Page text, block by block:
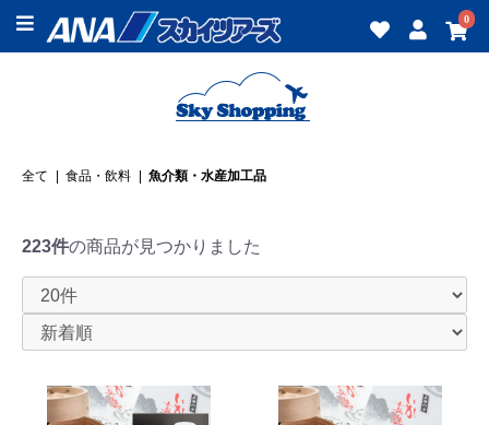
0
全て | 食品・飲料 | 魚介類・水産加工品
223件の商品が見つかりました